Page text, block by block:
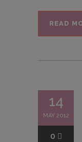
READ
14
MAY 2012
0